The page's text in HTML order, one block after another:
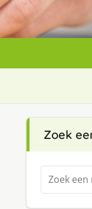
Zoek
Zoeken
naar: